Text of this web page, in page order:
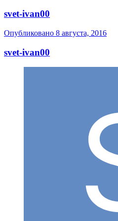
svet-ivan00
Опубликовано 8 августа, 2016
svet-ivan00